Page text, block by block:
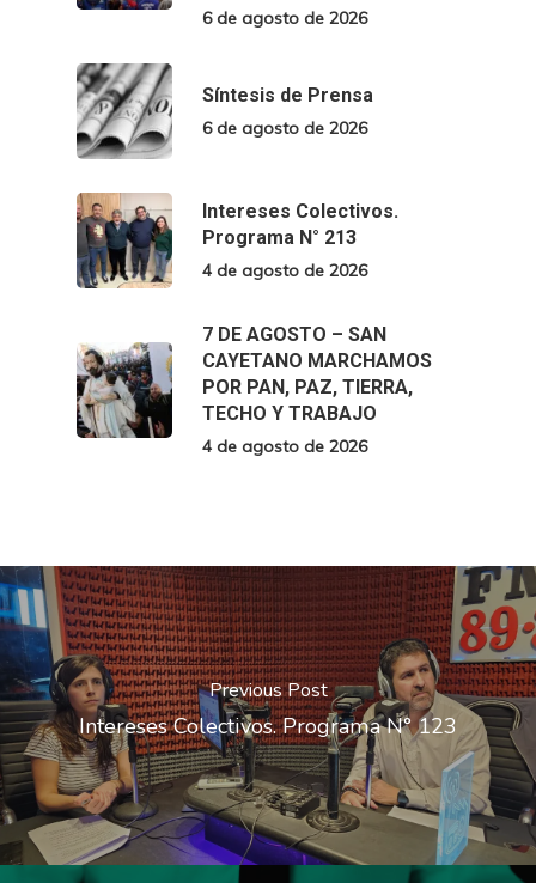
6 de agosto de 2026
Síntesis de Prensa
6 de agosto de 2026
Intereses Colectivos.
Programa N° 213
4 de agosto de 2026
7 DE AGOSTO – SAN
CAYETANO MARCHAMOS
POR PAN, PAZ, TIERRA,
TECHO Y TRABAJO
4 de agosto de 2026
Previous Post
Intereses Colectivos. Programa N° 123